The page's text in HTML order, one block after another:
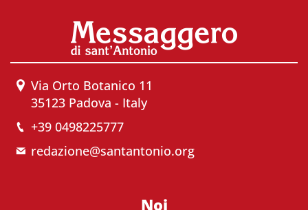
Via Orto Botanico 11
35123 Padova - Italy
+39 0498225777
redazione@santantonio.org
Noi